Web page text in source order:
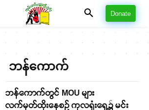
Donate
ဘန်ကောက်
ဘန်ကောက်တွင် MOU များ
လက်မှတ်ထိုးနေစဉ် ကုလရုံးရှေ့၌ မင်း